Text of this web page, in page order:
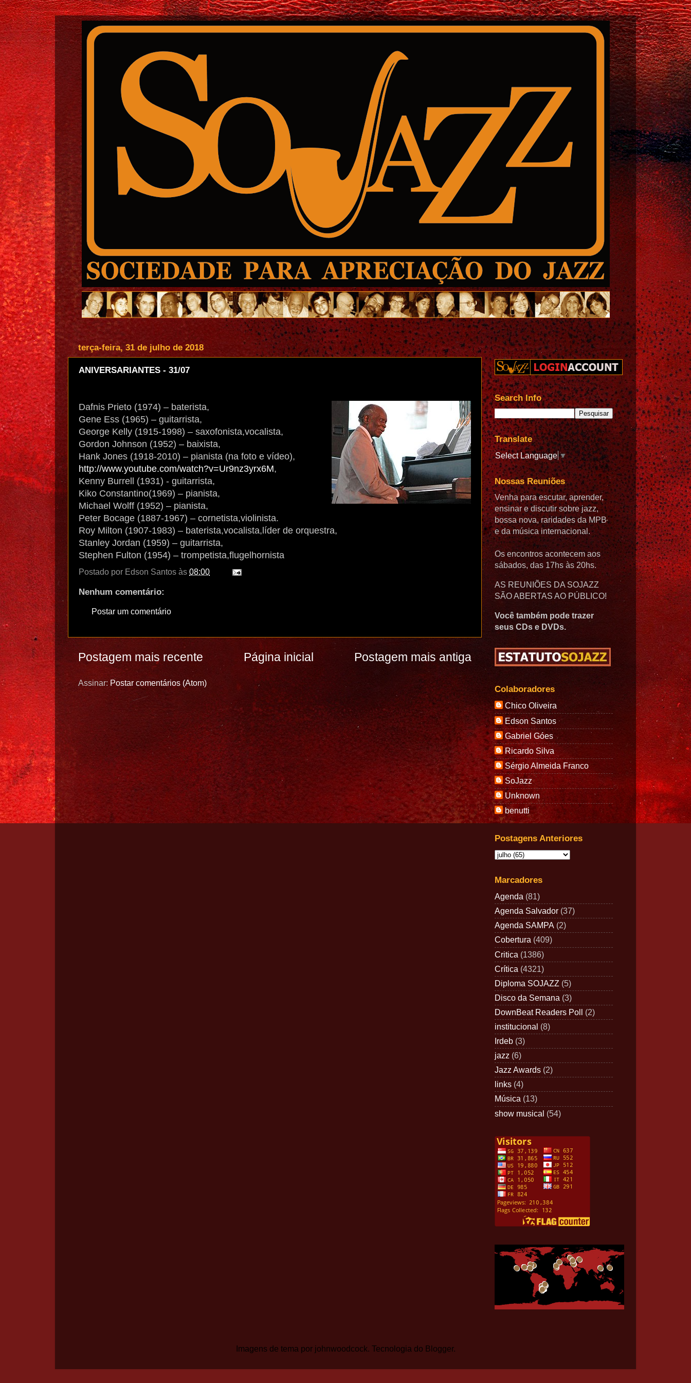
terça-feira, 31 de julho de 2018
ANIVERSARIANTES - 31/07
Dafnis Prieto (1974) – baterista,
Gene Ess (1965) – guitarrista,
George Kelly (1915-1998) – saxofonista,vocalista,
Gordon Johnson (1952) – baixista,
Hank Jones (1918-2010) – pianista (na foto e vídeo),
http://www.youtube.com/watch?v=Ur9nz3yrx6M,
Kenny Burrell (1931) - guitarrista,
Kiko Constantino(1969) – pianista,
Michael Wolff (1952) – pianista,
Peter Bocage (1887-1967) – cornetista,violinista.
Roy Milton (1907-1983) – baterista,vocalista,líder de orquestra,
Stanley Jordan (1959) – guitarrista,
Stephen Fulton (1954) – trompetista,flugelhornista
Postado por Edson Santos às 08:00
Nenhum comentário:
Postar um comentário
Postagem mais recente Postagem mais antiga
Página inicial
Assinar: Postar comentários (Atom)
Search Info
Translate
Select Language▼
Nossas Reuniões
Venha para escutar, aprender,
ensinar e discutir sobre jazz,
bossa nova, raridades da MPB
e da música internacional.
Os encontros acontecem aos
sábados, das 17hs às 20hs.
AS REUNIÕES DA SOJAZZ
SÃO ABERTAS AO PÚBLICO!
Você também pode trazer
seus CDs e DVDs.
Colaboradores
Chico Oliveira
Edson Santos
Gabriel Góes
Ricardo Silva
Sérgio Almeida Franco
SoJazz
Unknown
benutti
Postagens Anteriores
Marcadores
Agenda (81)
Agenda Salvador (37)
Agenda SAMPA (2)
Cobertura (409)
Critica (1386)
Crítica (4321)
Diploma SOJAZZ (5)
Disco da Semana (3)
DownBeat Readers Poll (2)
institucional (8)
Irdeb (3)
jazz (6)
Jazz Awards (2)
links (4)
Música (13)
show musical (54)
Imagens de tema por johnwoodcock. Tecnologia do Blogger.